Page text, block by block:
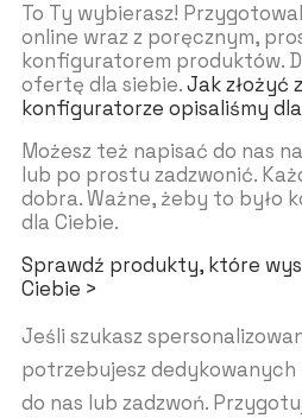
To Ty wybierasz!
online wraz z poręcznym,
konfiguratorem produktów.
ofertę dla siebie.Jak złożyć
konfiguratorze opisaliśmy
Możesz też napisać do nas
lub po prostu zadzwonić.
dobra. Ważne, żeby to było
dla Ciebie.
Sprawdź produkty, które
Ciebie >
Jeśli szukasz
potrzebujesz
do nas lub zadzwoń.